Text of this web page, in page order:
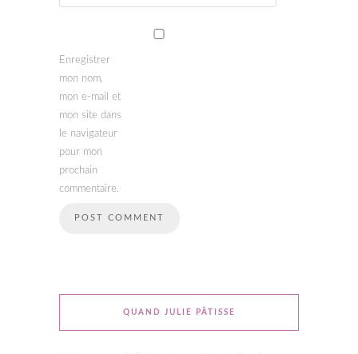
Enregistrer
mon nom,
mon e-mail et
mon site dans
le navigateur
pour mon
prochain
commentaire.
QUAND JULIE PÂTISSE